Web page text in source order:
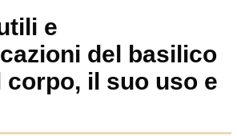
e
del basilico
il suo uso e